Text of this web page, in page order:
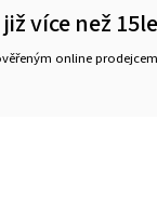
více než
online prodejcem